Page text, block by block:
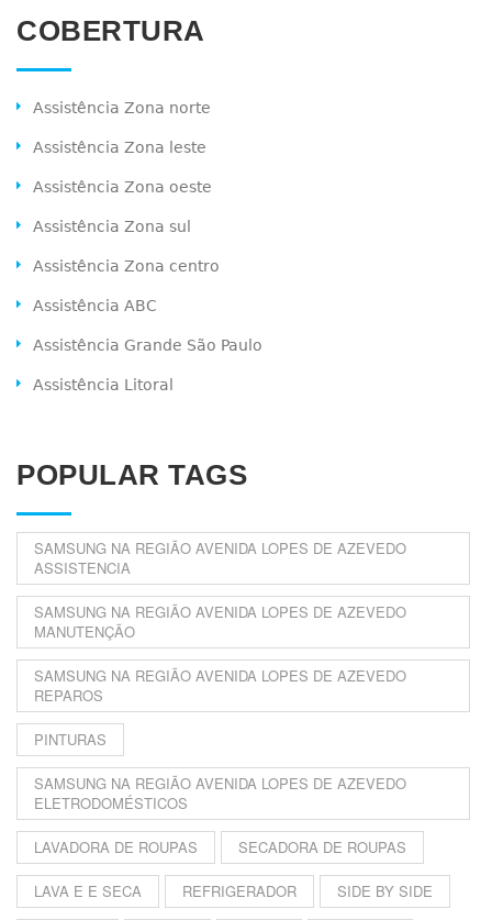
COBERTURA
Assistência Zona norte
Assistência Zona leste
Assistência Zona oeste
Assistência Zona sul
Assistência Zona centro
Assistência ABC
Assistência Grande São Paulo
Assistência Litoral
POPULAR TAGS
SAMSUNG NA REGIÃO AVENIDA LOPES DE AZEVEDO
ASSISTENCIA
SAMSUNG NA REGIÃO AVENIDA LOPES DE AZEVEDO
MANUTENÇÃO
SAMSUNG NA REGIÃO AVENIDA LOPES DE AZEVEDO
REPAROS
PINTURAS
SAMSUNG NA REGIÃO AVENIDA LOPES DE AZEVEDO
ELETRODOMÉSTICOS
LAVADORA DE ROUPAS SECADORA DE ROUPAS
LAVA E E SECA REFRIGERADOR SIDE BY SIDE